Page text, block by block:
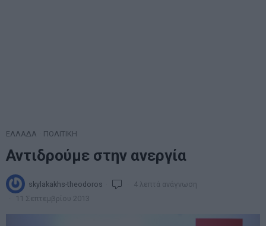
ΕΛΛΑΔΑ ΠΟΛΙΤΙΚΗ
Αντιδρούμε στην ανεργία
skylakakhs-theodoros
4 λεπτά ανάγνωση
11 Σεπτεμβρίου 2013